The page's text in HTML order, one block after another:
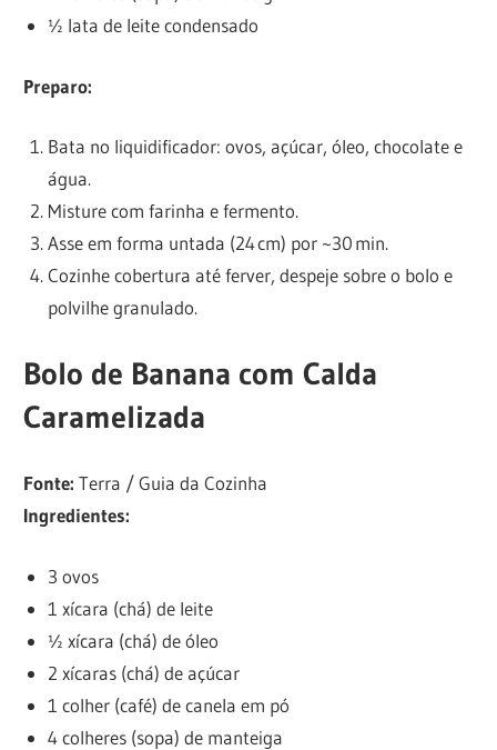
½ lata de leite condensado
Preparo:
Bata no liquidificador: ovos, açúcar, óleo, chocolate e
água.
Misture com farinha e fermento.
Asse em forma untada (24 cm) por ~30 min.
Cozinhe cobertura até ferver, despeje sobre o bolo e
polvilhe granulado.
Bolo de Banana com Calda
Caramelizada
Fonte: Terra / Guia da Cozinha
Ingredientes:
3 ovos
1 xícara (chá) de leite
½ xícara (chá) de óleo
2 xícaras (chá) de açúcar
1 colher (café) de canela em pó
4 colheres (sopa) de manteiga